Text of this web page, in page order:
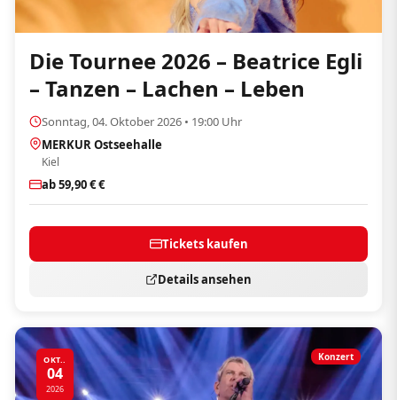
Die Tournee 2026 – Beatrice Egli
– Tanzen – Lachen – Leben
Sonntag, 04. Oktober 2026 • 19:00 Uhr
MERKUR Ostseehalle
Kiel
ab 59,90 € €
Tickets kaufen
Details ansehen
OKT..
04
2026
Konzert